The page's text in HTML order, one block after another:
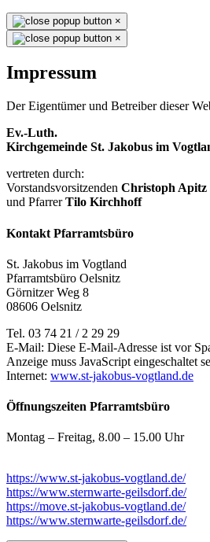
×
×
Impressum
Der Eigentümer und Betreiber dieser
Ev.-Luth.
Kirchgemeinde St. Jakobus im
vertreten durch:
Vorstandsvorsitzenden Christoph Apitz
und PfarrerTilo Kirchhoff
Kontakt Pfarramtsbüro
St. Jakobus im Vogtland
Pfarramtsbüro Oelsnitz
Görnitzer Weg 8
08606 Oelsnitz
Tel. 03 74 21 / 2 29 29
E-Mail: Diese E-Mail-Adresse ist vor
Anzeige muss JavaScript eingeschaltet
Internet: www.st-jakobus-vogtland.de
Öffnungszeiten Pfarramtsbüro
Montag – Freitag, 8.00 – 15.00 Uhr
https://www.st-jakobus-vogtland.de/
https://www.sternwarte-geilsdorf.de/
https://move.st-jakobus-vogtland.de/
https://www.sternwarte-geilsdorf.de/